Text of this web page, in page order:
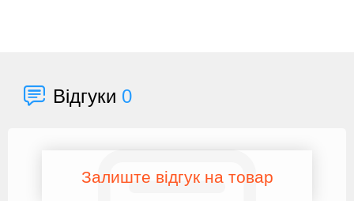
Відгуки 0
Залиште відгук на товар